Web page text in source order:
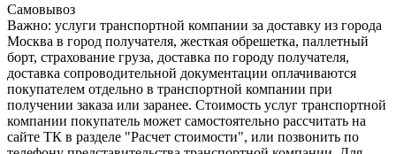
Самовывоз
Важно: услуги транспортной компании за доставку из города
Москва в город получателя, жесткая обрешетка, паллетный
борт, страхование груза, доставка по городу получателя,
доставка сопроводительной документации оплачиваются
покупателем отдельно в транспортной компании при
получении заказа или заранее. Стоимость услуг транспортной
компании покупатель может самостоятельно рассчитать на
сайте ТК в разделе "Расчет стоимости", или позвонить по